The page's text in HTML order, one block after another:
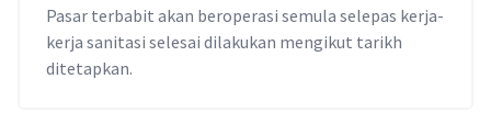
Pasar terbabit akan beroperasi semula selepas kerja-
kerja sanitasi selesai dilakukan mengikut tarikh
ditetapkan.